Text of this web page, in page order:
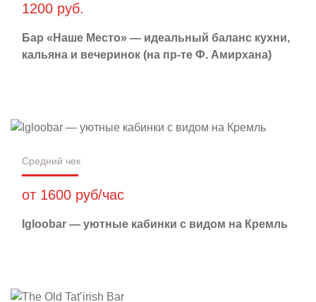
1200 руб.
Бар «Наше Место» — идеальный баланс кухни,
кальяна и вечеринок (на пр-те Ф. Амирхана)
Средний чек
от 1600 руб/час
Igloobar — уютные кабинки с видом на Кремль